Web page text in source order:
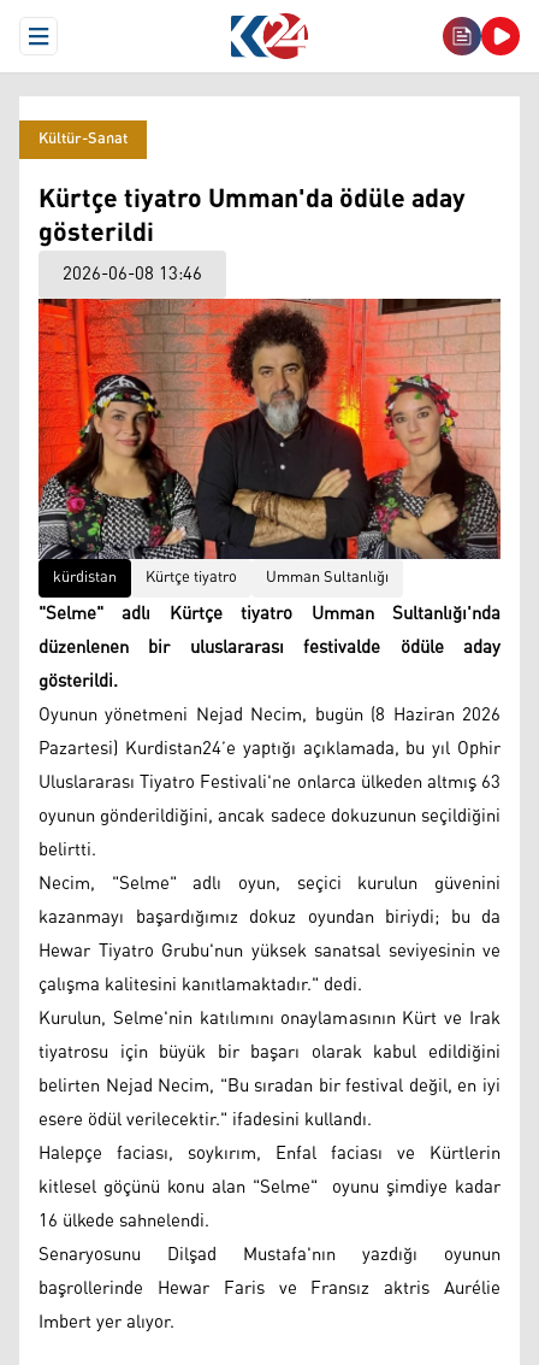
Open Menu
Kültür-Sanat
Kürtçe tiyatro Umman'da ödüle aday
gösterildi
2026-06-08 13:46
kürdistan Kürtçe tiyatro Umman Sultanlığı
"Selme" adlı Kürtçe tiyatro Umman Sultanlığı'nda
düzenlenen bir uluslararası festivalde ödüle aday
gösterildi.
Oyunun yönetmeni Nejad Necim, bugün (8 Haziran 2026
Pazartesi) Kurdistan24’e yaptığı açıklamada, bu yıl Ophir
Uluslararası Tiyatro Festivali'ne onlarca ülkeden altmış 63
oyunun gönderildiğini, ancak sadece dokuzunun seçildiğini
belirtti.
Necim, "Selme" adlı oyun, seçici kurulun güvenini
kazanmayı başardığımız dokuz oyundan biriydi; bu da
Hewar Tiyatro Grubu'nun yüksek sanatsal seviyesinin ve
çalışma kalitesini kanıtlamaktadır." dedi.
Kurulun, Selme'nin katılımını onaylamasının Kürt ve Irak
tiyatrosu için büyük bir başarı olarak kabul edildiğini
belirten Nejad Necim, "Bu sıradan bir festival değil, en iyi
esere ödül verilecektir." ifadesini kullandı.
Halepçe faciası, soykırım, Enfal faciası ve Kürtlerin
kitlesel göçünü konu alan "Selme" oyunu şimdiye kadar
16 ülkede sahnelendi.
Senaryosunu Dilşad Mustafa'nın yazdığı oyunun
başrollerinde Hewar Faris ve Fransız aktris Aurélie
Imbert yer alıyor.